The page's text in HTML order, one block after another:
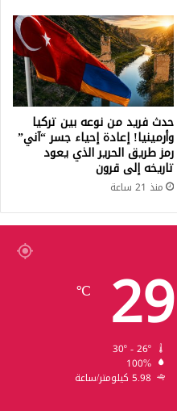
حدث فريد من نوعه بين تركيا
وأرمينيا! إعادة إحياء جسر “آني”
رمز طريق الحرير الذي يعود
تاريخه إلى قرون
منذ 21 ساعة
29
℃
100%
5.98 كيلومتر/ساعة